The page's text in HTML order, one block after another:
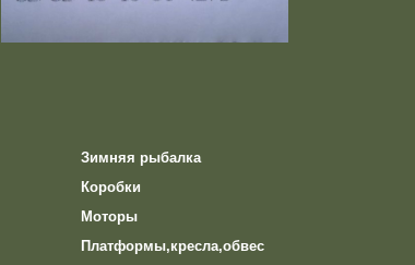
Зимняя рыбалка
Коробки
Моторы
Платформы,кресла,обвес